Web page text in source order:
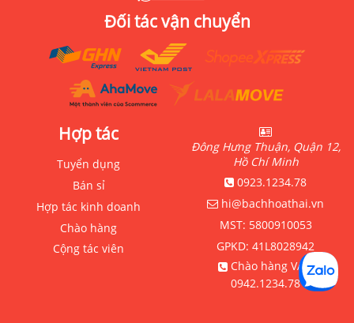
Đối tác vận chuyển
Hợp tác
Tuyển dụng
Bán sỉ
Hợp tác kinh doanh
Chào hàng
Cộng tác viên
Đông Hưng Thuận, Quận 12,
Hồ Chí Minh
0923.1234.78
hi@bachhoathai.vn
MST: 5800910053
GPKD: 41L8028942
Chào hàng VAT:
0942.1234.78